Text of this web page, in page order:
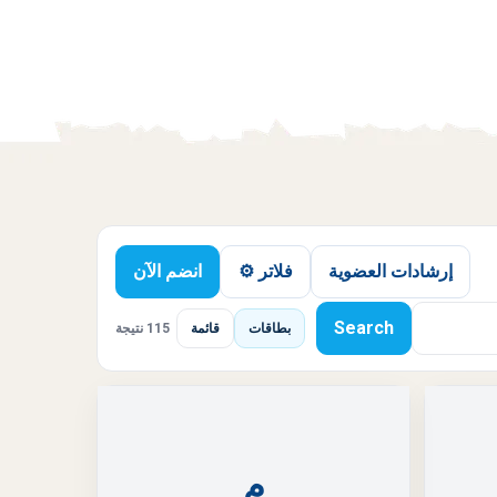
إرشادات العضوية فلاتر ⚙️ انضم الآن
Search بطاقات قائمة 115 نتيجة
م